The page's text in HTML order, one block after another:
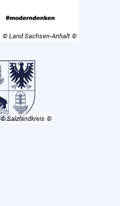
© Land Sachsen-Anhalt
© Salzlandkreis